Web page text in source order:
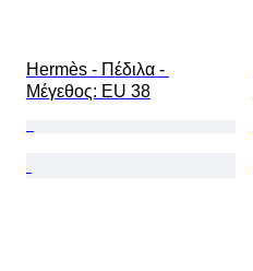
Hermès - Πέδιλα -
Mέγεθος: EU 38